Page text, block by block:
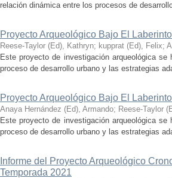
relación dinámica entre los procesos de
Proyecto Arqueológico Bajo El
Reese-Taylor (Ed), Kathryn; kupprat (Ed), Felix;
Este proyecto de investigación arqueológica
proceso de desarrollo urbano y las estrategias
Proyecto Arqueológico Bajo El
Anaya Hernández (Ed), Armando; Reese-Taylor
Este proyecto de investigación arqueológica
proceso de desarrollo urbano y las estrategias
Informe del Proyecto Arqueológico
Temporada 2021